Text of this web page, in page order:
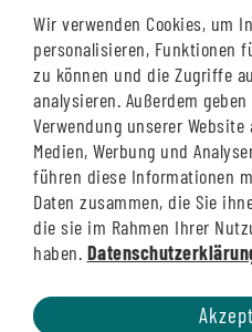
Siegburg Bahnhof
Montag - Donnerstag
8:00 - 12:30 Uhr
13:15 - 18:00 Uhr
Freitag
8:00 - 12:30 Uhr
Wir verwenden Cookies, um
personalisieren, Funktionen
zu können und die Zugriffe
analysieren. Außerdem
Verwendung unserer
Medien, Werbung und
führen diese Informationen
Daten zusammen, die Sie
die sie im Rahmen Ihrer
haben.